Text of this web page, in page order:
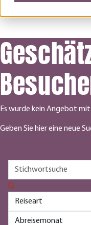
Es wurde kein Angebot
Geben Sie hier eine neue